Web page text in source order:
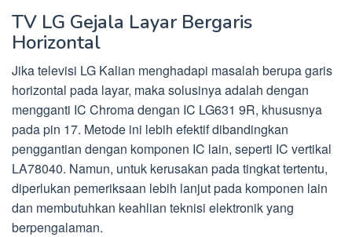
TV LG Gejala Layar Bergaris
Horizontal
Jika televisi LG Kalian menghadapi masalah berupa garis
horizontal pada layar, maka solusinya adalah dengan
mengganti IC Chroma dengan IC LG631 9R, khususnya
pada pin 17. Metode ini lebih efektif dibandingkan
penggantian dengan komponen IC lain, seperti IC vertikal
LA78040. Namun, untuk kerusakan pada tingkat tertentu,
diperlukan pemeriksaan lebih lanjut pada komponen lain
dan membutuhkan keahlian teknisi elektronik yang
berpengalaman.